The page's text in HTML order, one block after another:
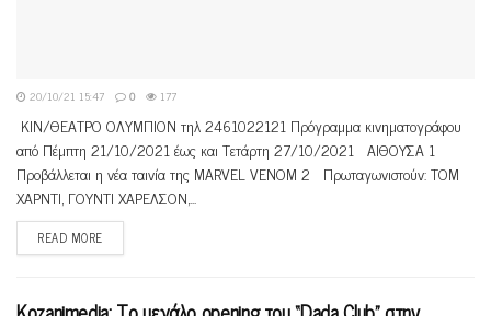
20/10/21 15:47 0 177
ΚΙΝ/ΘΕΑΤΡΟ ΟΛΥΜΠΙΟΝ τηλ 2461022121 Πρόγραμμα κινηματογράφου
από Πέμπτη 21/10/2021 έως και Τετάρτη 27/10/2021 ΑΙΘΟΥΣΑ 1
Προβάλλεται η νέα ταινία της MARVEL VENOM 2 Πρωταγωνιστούν: ΤΟΜ
ΧΑΡΝΤΙ, ΓΟΥΝΤΙ ΧΑΡΕΛΣΟΝ,...
READ MORE